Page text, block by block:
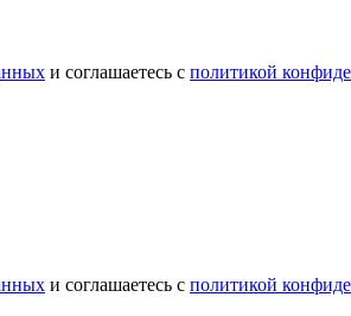
и соглашаетесь с политикой
и соглашаетесь с политикой